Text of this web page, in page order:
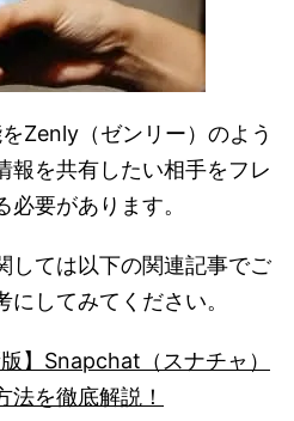
Zenly（ゼンリー）のよう
報を共有したい相手をフレ
要があります。
しては以下の関連記事でご
してみてください。
】Snapchat（スナチャ）
を徹底解説！